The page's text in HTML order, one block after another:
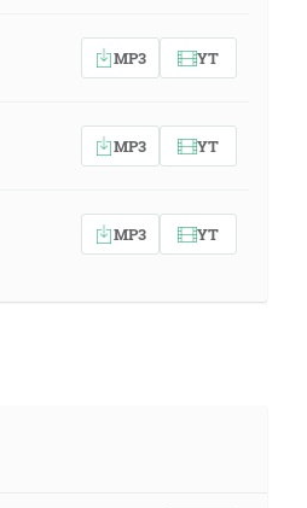
MP3 YT
MP3 YT
MP3 YT